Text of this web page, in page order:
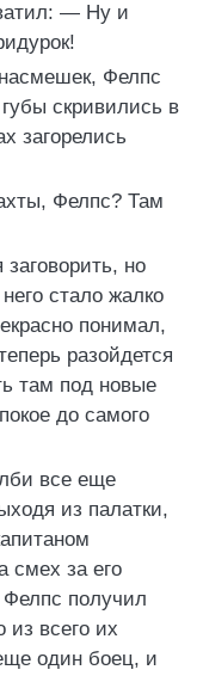
— Ну и
Фелпс
скривились в
загорелись
Фелпс? Там
но
стало жалко
понимал,
разойдется
там под новые
до самого
все еще
из палатки,
смех за его
Фелпс получил
из всего их
один боец, и